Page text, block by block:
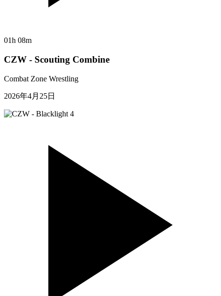
01h 08m
CZW - Scouting Combine
Combat Zone Wrestling
2026年4月25日